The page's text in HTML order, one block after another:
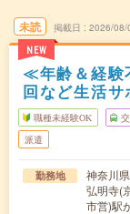
未読
NEW
掲載日 2026/08/
≪年齢＆経験
回など生活サ
職種未経験OK
派遣
勤務地 神奈川県
弘明寺(
市営)駅